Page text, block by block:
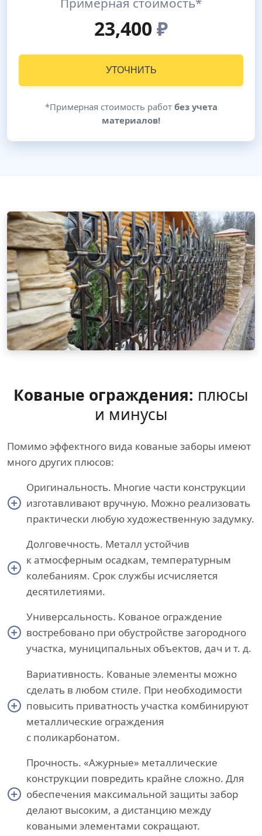
23,400₽
УТОЧНИТЬ
*Примерная стоимость работ без учета
материалов!
Кованые ограждения: плюсы
и минусы
Помимо эффектного вида кованые заборы имеют
много других плюсов:
Оригинальность. Многие части конструкции
изготавливают вручную. Можно реализовать
практически любую художественную задумку.
Долговечность. Металл устойчив
к атмосферным осадкам, температурным
колебаниям. Срок службы исчисляется
десятилетиями.
Универсальность. Кованое ограждение
востребовано при обустройстве загородного
участка, муниципальных объектов, дач и т. д.
Вариативность. Кованые элементы можно
сделать в любом стиле. При необходимости
повысить приватность участка комбинируют
металлические ограждения
с поликарбонатом.
Прочность. «Ажурные» металлические
конструкции повредить крайне сложно. Для
обеспечения максимальной защиты забор
делают высоким, а дистанцию между
коваными элементами сокращают.